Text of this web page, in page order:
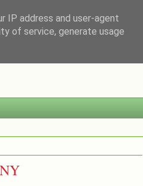
IP address and user-agent
of service, generate usage